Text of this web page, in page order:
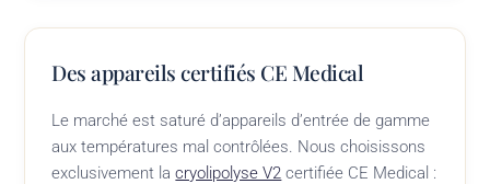
Des appareils certifiés CE Medical
Le marché est saturé d’appareils d’entrée de gamme
aux températures mal contrôlées. Nous choisissons
exclusivement lacryolipolyse V2 certifiée CE Medical :